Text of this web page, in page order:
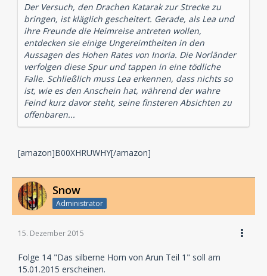
Der Versuch, den Drachen Katarak zur Strecke zu
bringen, ist kläglich gescheitert. Gerade, als Lea und
ihre Freunde die Heimreise antreten wollen,
entdecken sie einige Ungereimtheiten in den
Aussagen des Hohen Rates von Inoria. Die Norländer
verfolgen diese Spur und tappen in eine tödliche
Falle. Schließlich muss Lea erkennen, dass nichts so
ist, wie es den Anschein hat, während der wahre
Feind kurz davor steht, seine finsteren Absichten zu
offenbaren...
[amazon]B00XHRUWHY[/amazon]
Snow
Administrator
15. Dezember 2015
Folge 14 "Das silberne Horn von Arun Teil 1" soll am
15.01.2015 erscheinen.